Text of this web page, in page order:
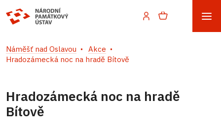
Náměšť nad Oslavou
Akce
Hradozámecká noc na hradě Bítově
Hradozámecká noc na hradě
Bítově